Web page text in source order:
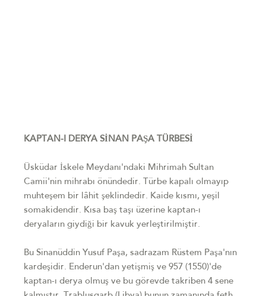
KAPTAN-I DERYA SİNAN PAŞA TÜRBESİ
Üsküdar İskele Meydanı'ndaki Mihrimah Sultan
Camii'nin mihrabı önündedir. Türbe kapalı olmayıp
muhteşem bir lâhit şeklindedir. Kaide kısmı, yeşil
somakidendir. Kısa baş taşı üzerine kaptan-ı
deryaların giydiği bir kavuk yerleştirilmiştir.
Bu Sinanüddin Yusuf Paşa, sadrazam Rüstem Paşa'nın
kardeşidir. Enderun'dan yetişmiş ve 957 (1550)'de
kaptan-ı derya olmuş ve bu görevde takriben 4 sene